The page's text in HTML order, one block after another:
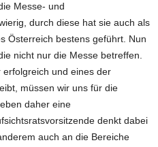
Messe- und
durch diese hat sie auch als
Österreich bestens geführt. Nun
nicht nur die Messe betreffen.
und eines der
müssen wir uns für die
daher eine
denkt dabei
auch an die Bereiche